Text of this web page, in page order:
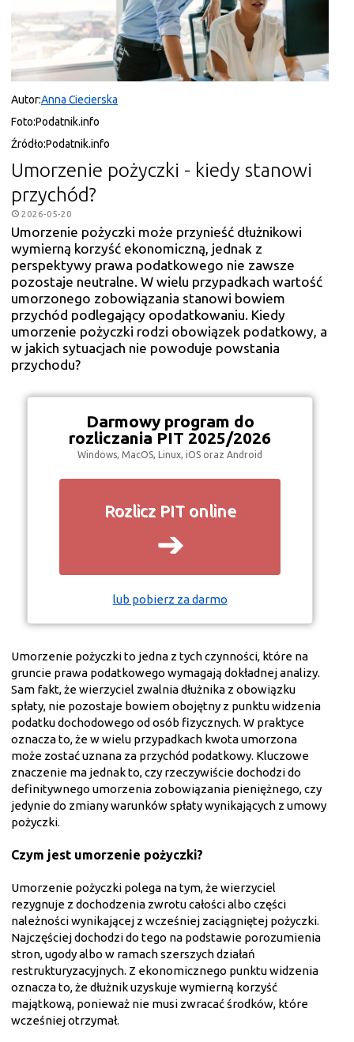
Autor:Anna Ciecierska
Foto:Podatnik.info
Źródło:Podatnik.info
Umorzenie pożyczki - kiedy stanowi
przychód?
2026-05-20
Umorzenie pożyczki może przynieść dłużnikowi
wymierną korzyść ekonomiczną, jednak z
perspektywy prawa podatkowego nie zawsze
pozostaje neutralne. W wielu przypadkach wartość
umorzonego zobowiązania stanowi bowiem
przychód podlegający opodatkowaniu. Kiedy
umorzenie pożyczki rodzi obowiązek podatkowy, a
w jakich sytuacjach nie powoduje powstania
przychodu?
Darmowy program do
rozliczania PIT 2025/2026
Windows, MacOS, Linux, iOS oraz Android
Rozlicz PIT online
➔
lub pobierz za darmo
Umorzenie pożyczki to jedna z tych czynności, które na
gruncie prawa podatkowego wymagają dokładnej analizy.
Sam fakt, że wierzyciel zwalnia dłużnika z obowiązku
spłaty, nie pozostaje bowiem obojętny z punktu widzenia
podatku dochodowego od osób fizycznych. W praktyce
oznacza to, że w wielu przypadkach kwota umorzona
może zostać uznana za przychód podatkowy. Kluczowe
znaczenie ma jednak to, czy rzeczywiście dochodzi do
definitywnego umorzenia zobowiązania pieniężnego, czy
jedynie do zmiany warunków spłaty wynikających z umowy
pożyczki.
Czym jest umorzenie pożyczki?
Umorzenie pożyczki polega na tym, że wierzyciel
rezygnuje z dochodzenia zwrotu całości albo części
należności wynikającej z wcześniej zaciągniętej pożyczki.
Najczęściej dochodzi do tego na podstawie porozumienia
stron, ugody albo w ramach szerszych działań
restrukturyzacyjnych. Z ekonomicznego punktu widzenia
oznacza to, że dłużnik uzyskuje wymierną korzyść
majątkową, ponieważ nie musi zwracać środków, które
wcześniej otrzymał.